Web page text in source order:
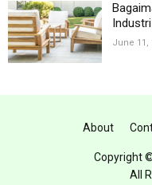
June 11,
Copyright
All
About